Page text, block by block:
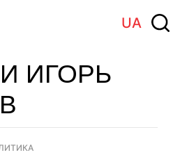
UA
ИГОРЬ